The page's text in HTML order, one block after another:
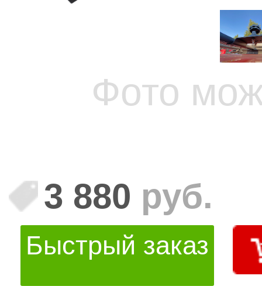
Фото
3 880 руб.
Быстрый заказ